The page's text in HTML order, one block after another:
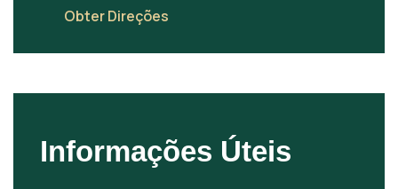
Obter Direções
Informações Úteis